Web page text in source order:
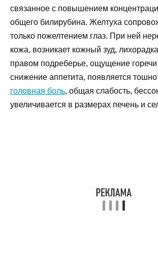
связанное с повышением
общего билирубина. Желтуха
только пожелтением глаз. При ней
кожа, возникает кожный зуд,
правом подреберье, ощущение горечи
снижение аппетита, появляется
головная боль, общая слабость,
увеличивается в размерах печень и